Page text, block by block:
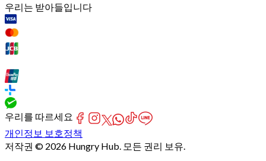
우리는 받아들입니다
우리를 따르세요
개인정보 보호정책
저작권 © 2026 Hungry Hub. 모든 권리 보유.